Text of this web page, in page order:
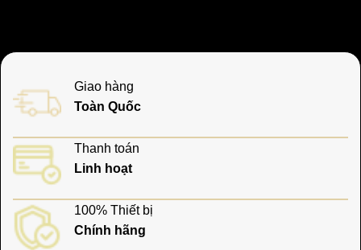
Giao hàng
Toàn Quốc
Thanh toán
Linh hoạt
100% Thiết bị
Chính hãng